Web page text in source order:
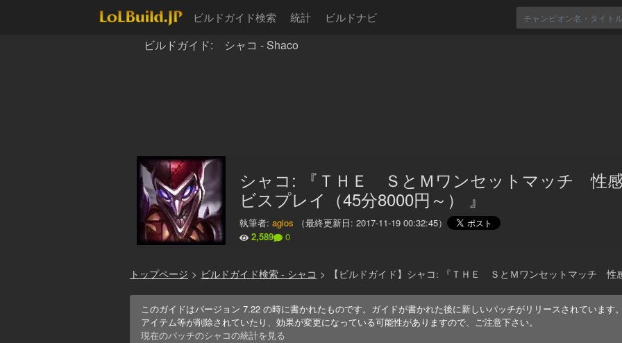
ビルドガイド検索 統計 ビルドナビ
ビルドガイド: シャコ - Shaco
シャコ: 『ＴＨＥ ＳとＭワンセットマッチ 性
ビスプレイ（45分8000円～） 』
執筆者: agios （最終更新日: 2017-11-19 00:32:45）
2,589
0
トップページ > ビルドガイド検索 - シャコ > 【ビルドガイド】シャコ: 『ＴＨＥ ＳとＭワンセットマッチ 性
このガイドはバージョン7.22 の時に書かれたものです。ガイドが書かれた後に新しいパッチがリリースされています
アイテム等が削除されていたり、効果が変更になっている可能性がありますので、ご注意下さい。
現在のパッチのシャコの統計を見る